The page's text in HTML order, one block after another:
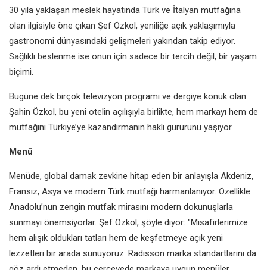
30 yıla yaklaşan meslek hayatında Türk ve İtalyan mutfağına
olan ilgisiyle öne çıkan Şef Özkol, yeniliğe açık yaklaşımıyla
gastronomi dünyasındaki gelişmeleri yakından takip ediyor.
Sağlıklı beslenme ise onun için sadece bir tercih değil, bir yaşam
biçimi.
Bugüne dek birçok televizyon programı ve dergiye konuk olan
Şahin Özkol, bu yeni otelin açılışıyla birlikte, hem markayı hem de
mutfağını Türkiye’ye kazandırmanın haklı gururunu yaşıyor.
Menü
Menüde, global damak zevkine hitap eden bir anlayışla Akdeniz,
Fransız, Asya ve modern Türk mutfağı harmanlanıyor. Özellikle
Anadolu’nun zengin mutfak mirasını modern dokunuşlarla
sunmayı önemsiyorlar. Şef Özkol, şöyle diyor: "Misafirlerimize
hem alışık oldukları tatları hem de keşfetmeye açık yeni
lezzetleri bir arada sunuyoruz. Radisson marka standartlarını da